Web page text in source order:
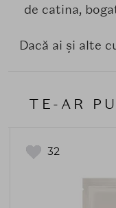
de catina,
Dacă ai și alte
TE-AR
32